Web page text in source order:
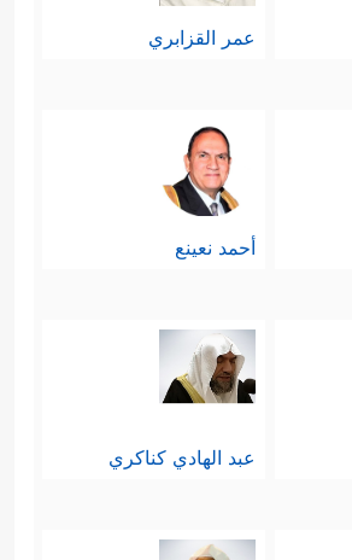
عمر القزابري
أحمد نعينع
عبد الهادي كناكري